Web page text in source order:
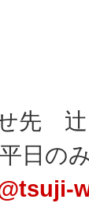
先 辻
日のみ